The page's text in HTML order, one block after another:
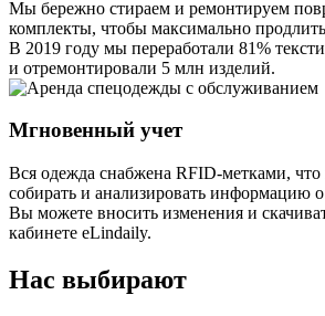
Мы бережно стираем и ремонтируем
комплекты, чтобы максимально
В 2019 году мы переработали 81%
и отремонтировали 5 млн изделий.
Мгновенный учет
Вся одежда снабжена RFID-метками, что
собирать и анализировать информацию
Вы можете вносить изменения и
кабинете eLindaily.
Нас выбирают